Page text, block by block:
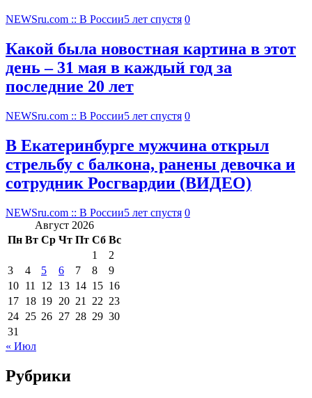
NEWSru.com :: В России5 лет спустя 0
Какой была новостная картина в этот
день – 31 мая в каждый год за
последние 20 лет
NEWSru.com :: В России5 лет спустя 0
В Екатеринбурге мужчина открыл
стрельбу с балкона, ранены девочка и
сотрудник Росгвардии (ВИДЕО)
NEWSru.com :: В России5 лет спустя 0
Август 2026
Пн Вт Ср Чт Пт Сб Вс
1
2
3
4 5 6 7 8
9
10 11 12 13 14 15 16
17 18 19 20 21 22 23
24 25 26 27 28 29 30
31
« Июл
Рубрики